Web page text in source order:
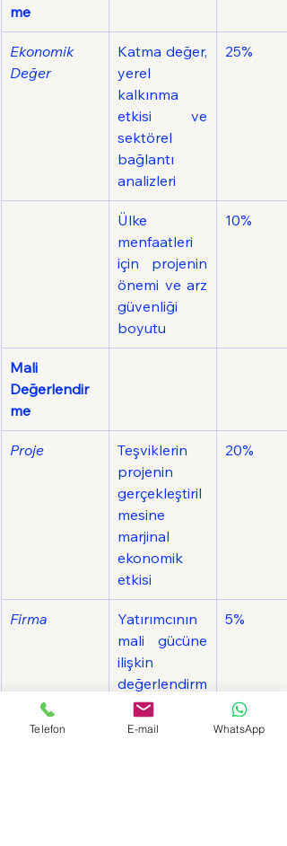
me
Ekonomik
Değer
Katma değer,
yerel
kalkınma
etkisi ve
sektörel
bağlantı
analizleri
25%
Ülke
menfaatleri
için projenin
önemi ve arz
güvenliği
boyutu
10%
Mali
Değerlendir
me
Proje
Teşviklerin
projenin
gerçekleştiril
mesine
marjinal
ekonomik
etkisi
20%
Firma
Yatırımcının
mali gücüne
ilişkin
değerlendirm
5%
Telefon E-mail WhatsApp